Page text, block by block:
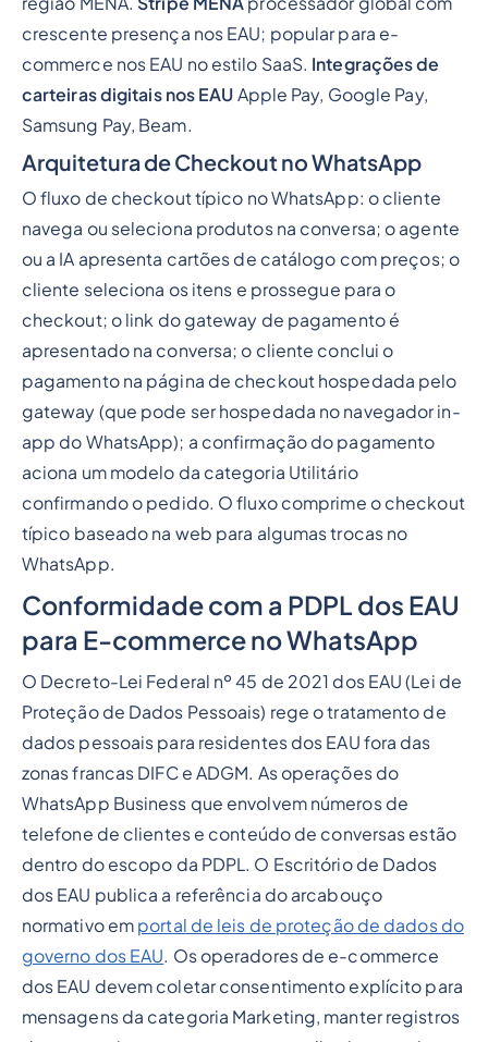
crescente presença nos EAU; popular para e-
commerce nos EAU no estilo SaaS. Integrações de
carteiras digitais nos EAU Apple Pay, Google Pay,
Samsung Pay, Beam.
Arquitetura de Checkout no WhatsApp
O fluxo de checkout típico no WhatsApp: o cliente
navega ou seleciona produtos na conversa; o agente
ou a IA apresenta cartões de catálogo com preços; o
cliente seleciona os itens e prossegue para o
checkout; o link do gateway de pagamento é
apresentado na conversa; o cliente conclui o
pagamento na página de checkout hospedada pelo
gateway (que pode ser hospedada no navegador in-
app do WhatsApp); a confirmação do pagamento
aciona um modelo da categoria Utilitário
confirmando o pedido. O fluxo comprime o checkout
típico baseado na web para algumas trocas no
WhatsApp.
Conformidade com a PDPL dos EAU
para E-commerce no WhatsApp
O Decreto-Lei Federal nº 45 de 2021 dos EAU (Lei de
Proteção de Dados Pessoais) rege o tratamento de
dados pessoais para residentes dos EAU fora das
zonas francas DIFC e ADGM. As operações do
WhatsApp Business que envolvem números de
telefone de clientes e conteúdo de conversas estão
dentro do escopo da PDPL. O Escritório de Dados
dos EAU publica a referência do arcabouço
normativo em portal de leis de proteção de dados do
governo dos EAU. Os operadores de e-commerce
dos EAU devem coletar consentimento explícito para
mensagens da categoria Marketing, manter registros